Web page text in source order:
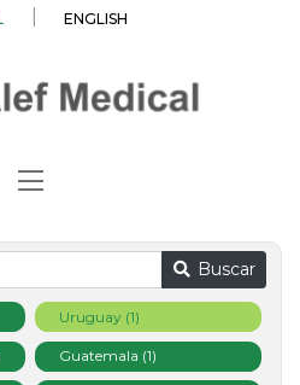
ENGLISH
Buscar
Uruguay (1)
Guatemala (1)